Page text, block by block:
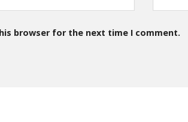
browser for the next time I comment.